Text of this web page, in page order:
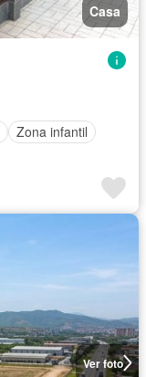
Casa
Zona infantil
Ver foto